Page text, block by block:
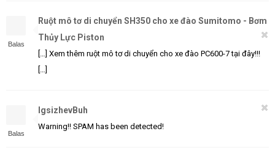
Balas
Ruột mô tơ di chuyển SH350 cho xe đào Sumitomo - Bơm
Thủy Lực Piston
[…] Xem thêm ruột mô tơ di chuyển cho xe đào PC600-7 tại đây!!!
[…]
Balas
IgsizhevBuh
Warning!! SPAM has been detected!